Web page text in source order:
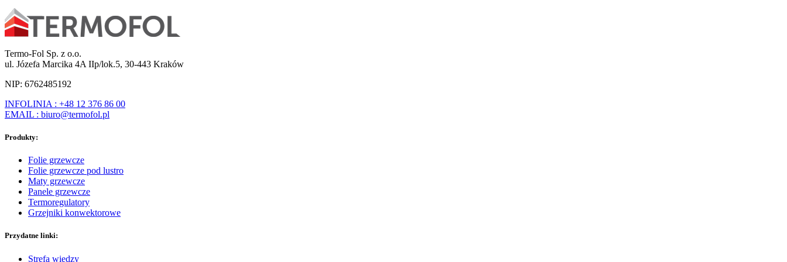
Termo-Fol Sp. z o.o.
ul. Józefa Marcika 4A IIp/lok.5, 30-443 Kraków
NIP: 6762485192
INFOLINIA : +48 12 376 86 00
EMAIL : biuro@termofol.pl
Produkty:
Folie grzewcze
Folie grzewcze pod lustro
Maty grzewcze
Panele grzewcze
Termoregulatory
Grzejniki konwektorowe
Przydatne linki:
Strefa wiedzy